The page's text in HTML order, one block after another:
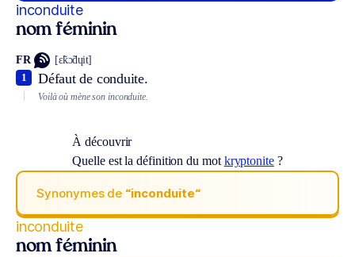
inconduite
nom féminin
FR [ɛ̃kɔ̃dɥit]
Défaut de conduite.
1
Voilà où mène son inconduite.
À découvrir
Quelle est la définition du mot kryptonite?
Synonymes de “inconduite“
inconduite
nom féminin